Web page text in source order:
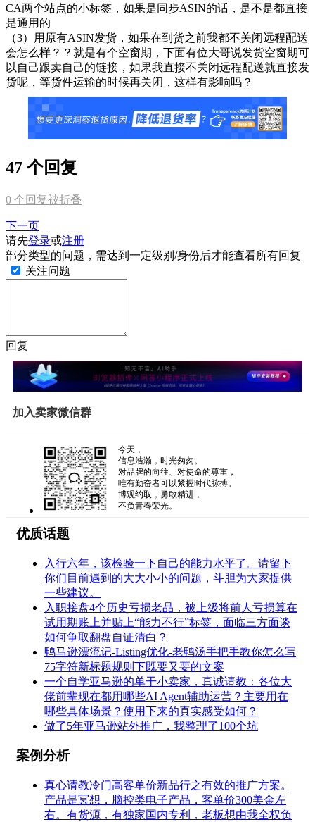
CA两个站点的小标签，如果是同步ASIN的话，是不是都直接
是通用的
（3）用原有ASIN发货，如果在到货之前我都不关闭远程配送
会怎么样？？就是有个空窗期，下面有位大哥说发货空窗期可
以自己跟卖自己的链接，如果我直接不关闭远程配送就直接发
货呢，等货件运输的时候再关闭，这样有影响吗？
47 个回复
0 个回复被折叠
下一页
请先登录或注册
部分类型的问题，需达到一定级别/身份后才能查看所有回复
关注问题
回复
加入卖家微信群
今天，
信息浩瀚，时光匆匆。
对品牌的向往、对使命的尊重，
唯有勤奋者可以紧握时代脉搏。
博观约取，勇敢精进，
不负青春荣光。
优质话题
入行六年，该检验一下自己的能力水平了。请留下
你们目前遇到的大大小小的问题，斗胆为大家提供
一些建议。
入职接盘4个历史亏损老品，被上级将前人亏损算在
试用期账上并贴上“能力不行”标签，面临三方面谈
如何争取翻盘自证清白？
鸭马逊漂流记-Listing优化-老鸭汤手把手教你怎么写
75字符新标题规则下既要又要的文案
一个自学亚马逊的单干小卖家，真诚请教：各位大
佬前辈现在都用哪些AI Agent辅助运营？主要用在
哪些具体场景？使用下来的真实感受如何？
做了5年亚马逊站外推广，我整理了100个坑
案例分析
真心请教冷门高客单价新品行之有效的推广方案。
产品是冥想，脑控类电子产品，客单价300美金左
右。有货源，有独家国内专利，老板想由我全权负